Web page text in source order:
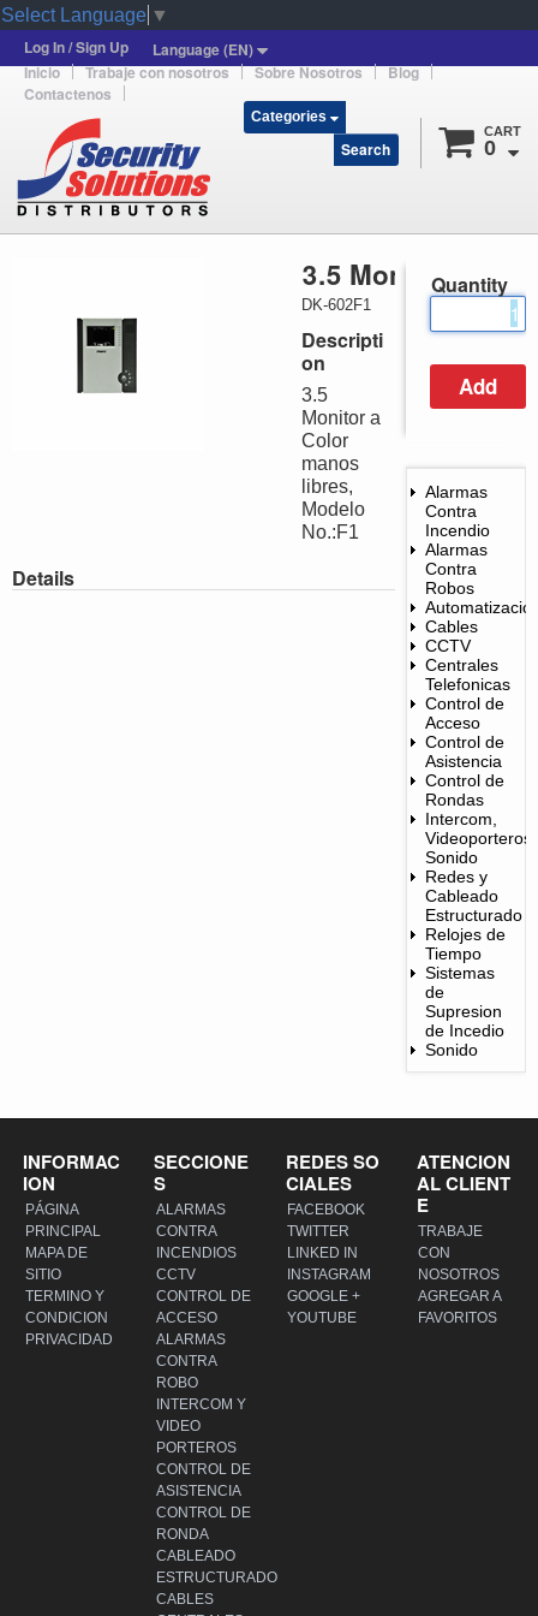
Select Language ▼
Log In / Sign Up
Language (EN)
Inicio
Trabaje con nosotros Sobre Nosotros
Blog
Contactenos
CART
0
Categories
Search
3.5 Monitor a
DK-602F1
Descripti
on
3.5
Monitor a
Color
manos
libres,
Modelo
No.:F1
Details
Quantity
Alarmas
Contra
Incendio
Alarmas
Contra
Robos
Cables
CCTV
Centrales
Telefonicas
Control de
Acceso
Control de
Asistencia
Control de
Rondas
Intercom,
Videoporteros,
Sonido
Redes y
Cableado
Estructurado
Relojes de
Tiempo
Sistemas
de
Supresion
de Incedio
Sonido
INFORMAC
ION
PÁGINA
PRINCIPAL
MAPA DE
SITIO
TERMINO Y
CONDICION
PRIVACIDAD
SECCIONE
S
ALARMAS
CONTRA
INCENDIOS
CCTV
CONTROL DE
ACCESO
ALARMAS
CONTRA
ROBO
INTERCOM Y
VIDEO
PORTEROS
CONTROL DE
ASISTENCIA
CONTROL DE
RONDA
CABLEADO
ESTRUCTURADO
CABLES
REDES SO
CIALES
FACEBOOK
TWITTER
LINKED IN
INSTAGRAM
GOOGLE +
YOUTUBE
ATENCION
AL CLIENT
E
TRABAJE
CON
NOSOTROS
AGREGAR A
FAVORITOS